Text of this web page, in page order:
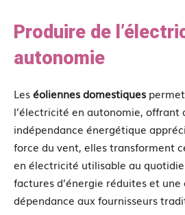
Produire de
autonomie
Leséoliennes domestiques
l’électricité en autonomie, offrant
indépendance énergétique
force du vent, elles transforment
en électricité utilisable au
factures d’énergie réduites et
dépendance aux fournisseurs